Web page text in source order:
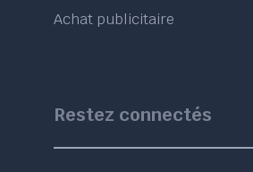
Achat publicitaire
Restez connectés